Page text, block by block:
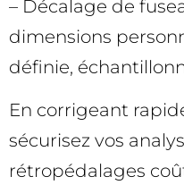
– Décalage de
dimensions
définie,
En corrigeant
sécurisez vos
rétropédalages